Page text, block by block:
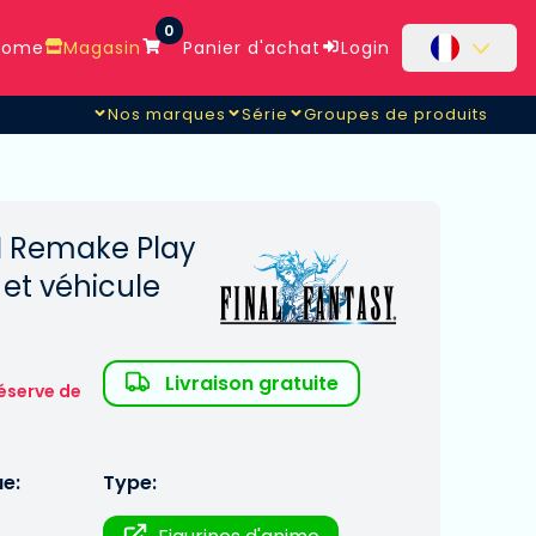
Magasin
0
Panier d'achat Login
Nos marques Série Groupes de produits
Remake Play
véhicule
de
Livraison gratuite
Type: